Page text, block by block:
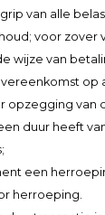
van alle
voor zover
wijze van
op
opzegging van
duur heeft
een
herroeping.